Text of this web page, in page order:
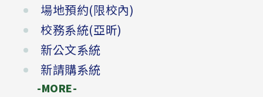
場地預約(限校內)
校務系統(亞昕)
新公文系統
新請購系統
-MORE-